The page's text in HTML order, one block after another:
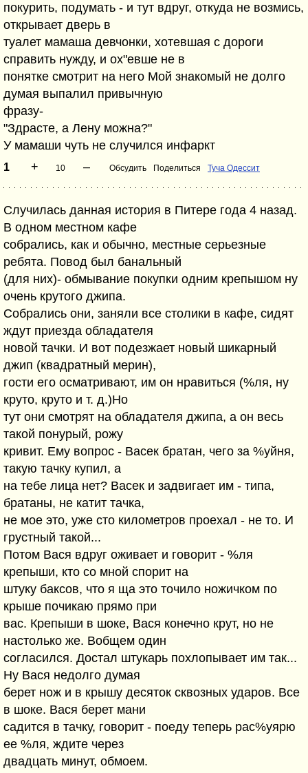
покурить, подумать - и тут вдруг, откуда не возмись,
открывает дверь в
туалет мамаша девчонки, хотевшая с дороги
справить нужду, и ох"евше не в
понятке смотрит на него Мой знакомый не долго
думая выпалил привычную
фразу-
"Здрасте, а Лену можна?"
У мамаши чуть не случился инфаркт
1 + 10 – Обсудить Поделиться Туча Одессит
Случилась данная история в Питере года 4 назад.
В одном местном кафе
собрались, как и обычно, местные серьезные
ребята. Повод был банальный
(для них)- обмывание покупки одним крепышом ну
очень крутого джипа.
Собрались они, заняли все столики в кафе, сидят
ждут приезда обладателя
новой тачки. И вот подезжает новый шикарный
джип (квадратный мерин),
гости его осматривают, им он нравиться (%ля, ну
круто, круто и т. д.)Но
тут они смотрят на обладателя джипа, а он весь
такой понурый, рожу
кривит. Ему вопрос - Васек братан, чего за %уйня,
такую тачку купил, а
на тебе лица нет? Васек и задвигает им - типа,
братаны, не катит тачка,
не мое это, уже сто километров проехал - не то. И
грустный такой...
Потом Вася вдруг оживает и говорит - %ля
крепыши, кто со мной спорит на
штуку баксов, что я ща это точило ножичком по
крыше почикаю прямо при
вас. Крепыши в шоке, Вася конечно крут, но не
настолько же. Вобщем один
согласился. Достал штукарь похлопывает им так...
Ну Вася недолго думая
берет нож и в крышу десяток сквозных ударов. Все
в шоке. Вася берет мани
садится в тачку, говорит - поеду теперь рас%уярю
ее %ля, ждите через
двадцать минут, обмоем.